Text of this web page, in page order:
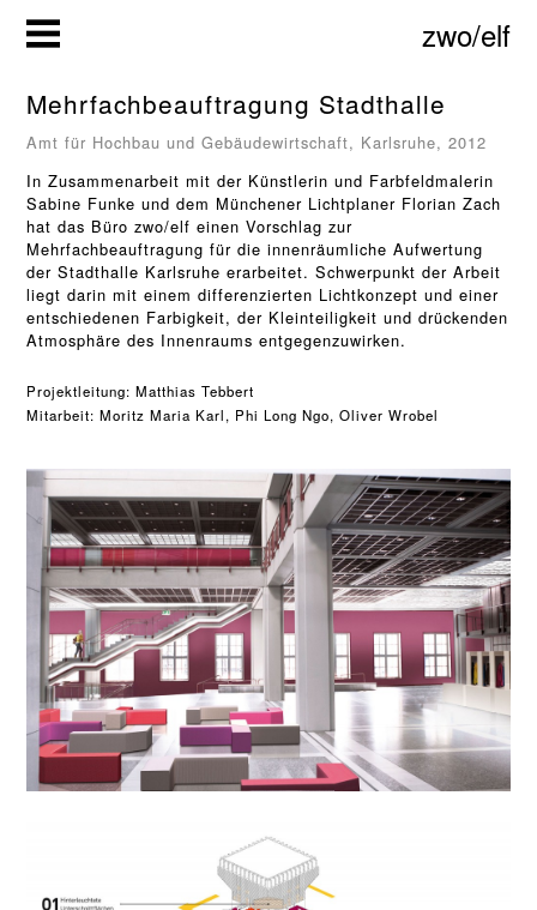
Zum
Inhalt
zwo/elf
Mehrfachbeauftragung Stadthalle
Amt für Hochbau und Gebäudewirtschaft, Karlsruhe, 2012
In Zusammenarbeit mit der Künstlerin und Farbfeldmalerin
Sabine Funke und dem Münchener Lichtplaner Florian Zach
hat das Büro zwo/elf einen Vorschlag zur
Mehrfachbeauftragung für die innenräumliche Aufwertung
der Stadthalle Karlsruhe erarbeitet. Schwerpunkt der Arbeit
liegt darin mit einem differenzierten Lichtkonzept und einer
entschiedenen Farbigkeit, der Kleinteiligkeit und drückenden
Atmosphäre des Innenraums entgegenzuwirken.
Projektleitung: Matthias Tebbert
Mitarbeit: Moritz Maria Karl, Phi Long Ngo, Oliver Wrobel